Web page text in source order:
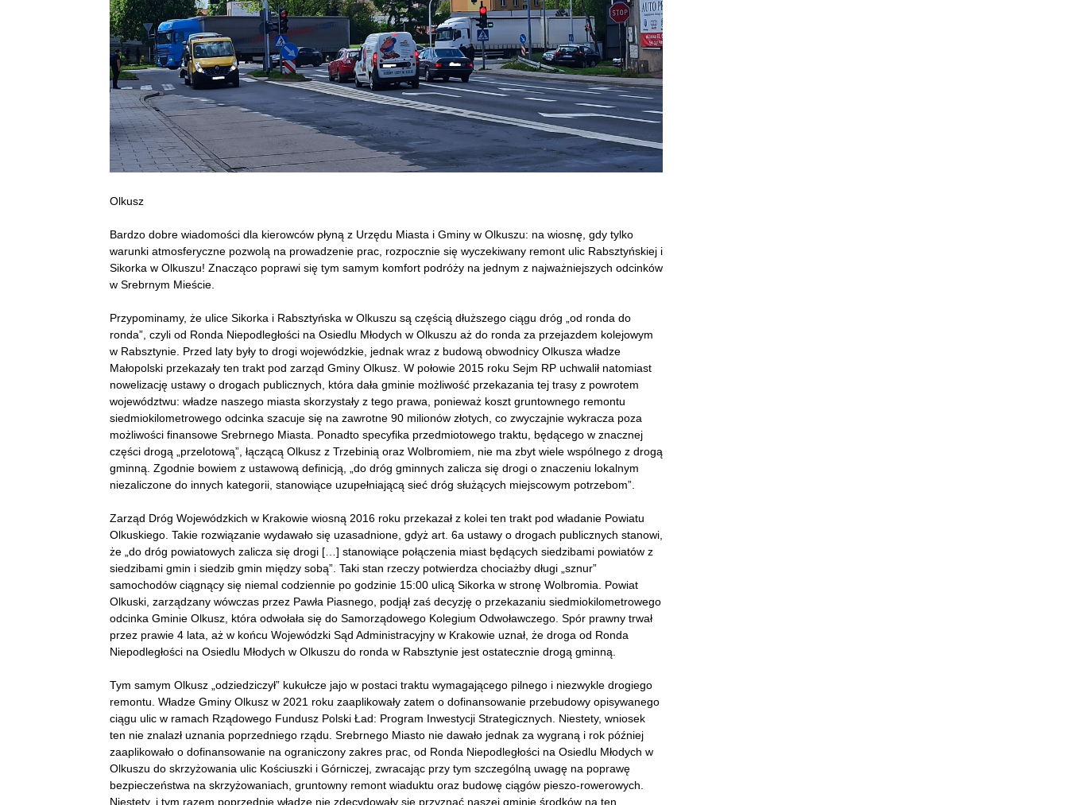
Olkusz
Bardzo dobre wiadomości dla kierowców płyną z Urzędu Miasta i Gminy w Olkuszu: na wiosnę, gdy tylko
warunki atmosferyczne pozwolą na prowadzenie prac, rozpocznie się wyczekiwany remont ulic Rabsztyńskiej i
Sikorka w Olkuszu! Znacząco poprawi się tym samym komfort podróży na jednym z najważniejszych odcinków
w Srebrnym Mieście.
Przypominamy, że ulice Sikorka i Rabsztyńska w Olkuszu są częścią dłuższego ciągu dróg „od ronda do
ronda”, czyli od Ronda Niepodległości na Osiedlu Młodych w Olkuszu aż do ronda za przejazdem kolejowym
w Rabsztynie. Przed laty były to drogi wojewódzkie, jednak wraz z budową obwodnicy Olkusza władze
Małopolski przekazały ten trakt pod zarząd Gminy Olkusz. W połowie 2015 roku Sejm RP uchwalił natomiast
nowelizację ustawy o drogach publicznych, która dała gminie możliwość przekazania tej trasy z powrotem
województwu: władze naszego miasta skorzystały z tego prawa, ponieważ koszt gruntownego remontu
siedmiokilometrowego odcinka szacuje się na zawrotne 90 milionów złotych, co zwyczajnie wykracza poza
możliwości finansowe Srebrnego Miasta. Ponadto specyfika przedmiotowego traktu, będącego w znacznej
części drogą „przelotową”, łączącą Olkusz z Trzebinią oraz Wolbromiem, nie ma zbyt wiele wspólnego z drogą
gminną. Zgodnie bowiem z ustawową definicją, „do dróg gminnych zalicza się drogi o znaczeniu lokalnym
niezaliczone do innych kategorii, stanowiące uzupełniającą sieć dróg służących miejscowym potrzebom”.
Zarząd Dróg Wojewódzkich w Krakowie wiosną 2016 roku przekazał z kolei ten trakt pod władanie Powiatu
Olkuskiego. Takie rozwiązanie wydawało się uzasadnione, gdyż art. 6a ustawy o drogach publicznych stanowi,
że „do dróg powiatowych zalicza się drogi […] stanowiące połączenia miast będących siedzibami powiatów z
siedzibami gmin i siedzib gmin między sobą”. Taki stan rzeczy potwierdza chociażby długi „sznur”
samochodów ciągnący się niemal codziennie po godzinie 15:00 ulicą Sikorka w stronę Wolbromia. Powiat
Olkuski, zarządzany wówczas przez Pawła Piasnego, podjął zaś decyzję o przekazaniu siedmiokilometrowego
odcinka Gminie Olkusz, która odwołała się do Samorządowego Kolegium Odwoławczego. Spór prawny trwał
przez prawie 4 lata, aż w końcu Wojewódzki Sąd Administracyjny w Krakowie uznał, że droga od Ronda
Niepodległości na Osiedlu Młodych w Olkuszu do ronda w Rabsztynie jest ostatecznie drogą gminną.
Tym samym Olkusz „odziedziczył” kukułcze jajo w postaci traktu wymagającego pilnego i niezwykle drogiego
remontu. Władze Gminy Olkusz w 2021 roku zaaplikowały zatem o dofinansowanie przebudowy opisywanego
ciągu ulic w ramach Rządowego Fundusz Polski Ład: Program Inwestycji Strategicznych. Niestety, wniosek
ten nie znalazł uznania poprzedniego rządu. Srebrnego Miasto nie dawało jednak za wygraną i rok później
zaaplikowało o dofinansowanie na ograniczony zakres prac, od Ronda Niepodległości na Osiedlu Młodych w
Olkuszu do skrzyżowania ulic Kościuszki i Górniczej, zwracając przy tym szczególną uwagę na poprawę
bezpieczeństwa na skrzyżowaniach, gruntowny remont wiaduktu oraz budowę ciągów pieszo-rowerowych.
Niestety, i tym razem poprzednie władze nie zdecydowały się przyznać naszej gminie środków na ten